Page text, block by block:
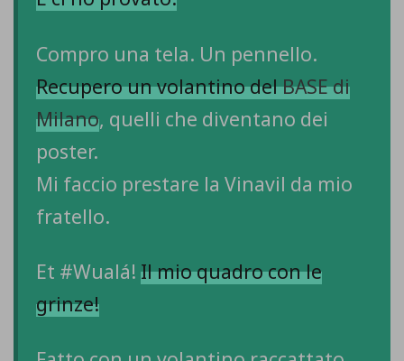
Compro una tela. Un pennello.
Recupero un volantino delBASE di
Milano, quelli che diventano dei
poster.
Mi faccio prestare la Vinavil da mio
fratello.
Et #Wualá! Il mio quadro con le
grinze!